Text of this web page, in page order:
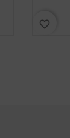
favorite_border